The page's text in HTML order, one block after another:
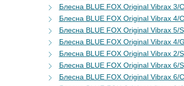
Блесна BLUE FOX Original Vibrax 3/C
Блесна BLUE FOX Original Vibrax 4/C
Блесна BLUE FOX Original Vibrax 5/S
Блесна BLUE FOX Original Vibrax 4/G
Блесна BLUE FOX Original Vibrax 2/S
Блесна BLUE FOX Original Vibrax 6/S
Блесна BLUE FOX Original Vibrax 6/C